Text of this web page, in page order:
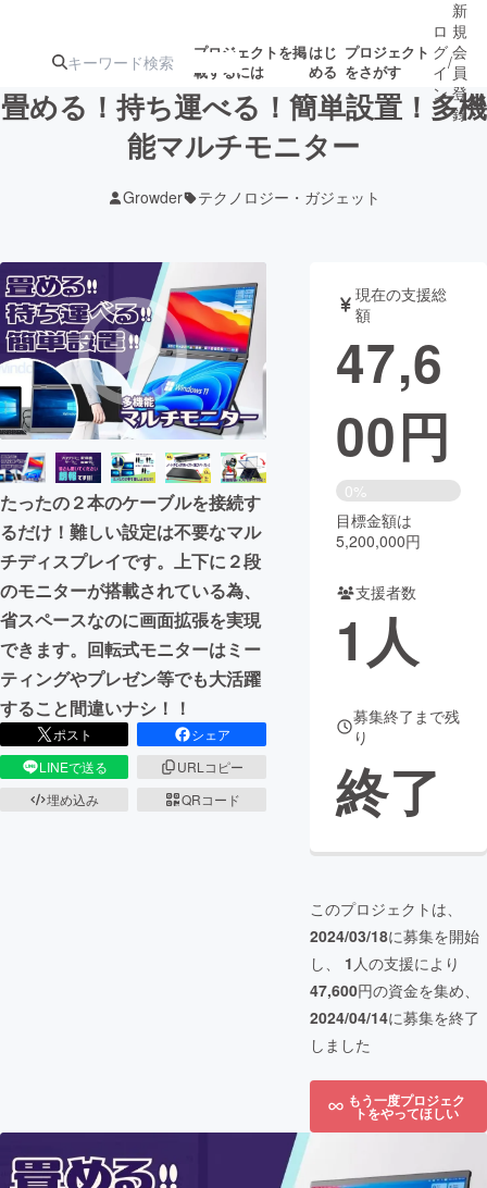
プロジェクトを掲
載するには
はじ
める
プロジェクト
をさがす
ターン
ジェクト
ロジェクト
アート・写真 音楽
テクノロジー・ガジェット ゲーム・
映像・映画 書籍・雑誌
ビジネス・起業 チャレンジ
まちづくり・地域活性化
CAMPFIRE for Social Good
CAMPFIRE Creation
CAMPFIREふるさと納税machi-ya コミュニティ
ロ
グ
イ
ン
/
新
規
会
員
登
録
畳める！持ち運べる！簡単設置！多機
能マルチモニター
Growder テクノロジー・ガジェット
たったの２本のケーブルを接続す
るだけ！難しい設定は不要なマル
チディスプレイです。上下に２段
のモニターが搭載されている為、
省スペースなのに画面拡張を実現
できます。回転式モニターはミー
ティングやプレゼン等でも大活躍
すること間違いナシ！！
ポスト
シェア
LINEで送る
URLコピー
埋め込み
QRコード
現在の支援総
額
47,6
00円
0%
目標金額は
5,200,000円
支援者数
1人
募集終了まで残
り
終了
このプロジェクトは、
2024/03/18に募集を開始
し、 1 人の支援により
47,600円の資金を集め、
2024/04/14に募集を終了
しました
もう一度プロジェク
トをやってほしい